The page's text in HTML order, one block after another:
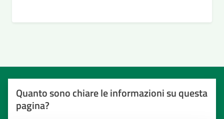
Quanto sono chiare le informazioni su questa
pagina?